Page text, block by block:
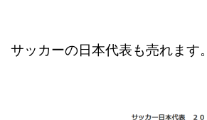
サッカーの日本代表も売れます。